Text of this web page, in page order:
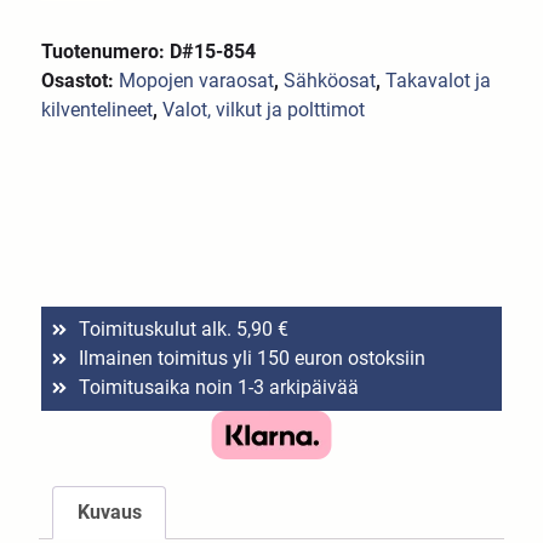
Tuotenumero: D#15-854
Osastot: Mopojen varaosat,Sähköosat,Takavalot ja
kilventelineet,Valot, vilkut ja polttimot
Toimituskulut alk. 5,90 €
Ilmainen toimitus yli 150 euron ostoksiin
Toimitusaika noin 1-3 arkipäivää
Kuvaus